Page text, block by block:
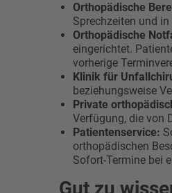
Orthopädische
Sprechzeiten und
Orthopädische
eingerichtet.
vorherige
Klinik für
beziehungsweise
Private
Verfügung, die von
Patientenservice:
orthopädischen
Sofort-Termine bei